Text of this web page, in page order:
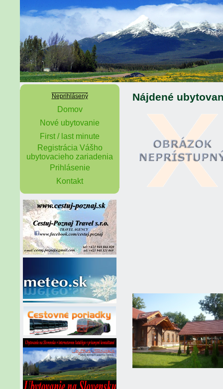
Neprihlásený
Domov
Nové ubytovanie
First / last minute
Registrácia Vášho
ubytovacieho zariadenia
Prihlásenie
Kontakt
Nájdené